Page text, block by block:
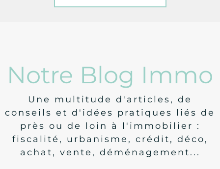
Notre Blog Immo
Une multitude d'articles, de
conseils et d'idées pratiques liés de
près ou de loin à l'immobilier :
fiscalité, urbanisme, crédit, déco,
achat, vente, déménagement...